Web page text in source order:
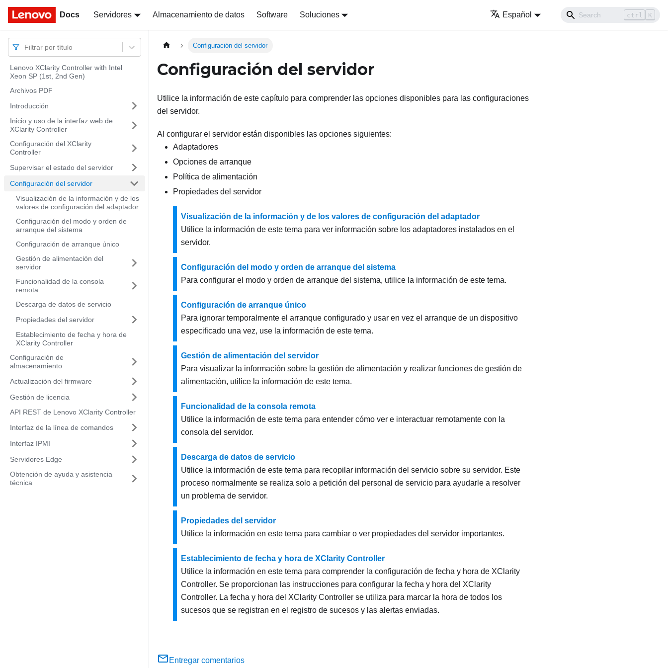
Docs Servidores Almacenamiento de datos Software Soluciones Español ctrl K
Docs
Filtrar por título
Lenovo XClarity Controller with Intel
Xeon SP (1st, 2nd Gen)
Archivos PDF
Introducción
Inicio y uso de la interfaz web de
XClarity Controller
Configuración del XClarity
Controller
Supervisar el estado del servidor
Configuración del servidor
Visualización de la información y de los
valores de configuración del adaptador
Configuración del modo y orden de
arranque del sistema
Configuración de arranque único
Gestión de alimentación del
servidor
Funcionalidad de la consola
remota
Descarga de datos de servicio
Propiedades del servidor
Establecimiento de fecha y hora de
XClarity Controller
Configuración de
almacenamiento
Actualización del firmware
Gestión de licencia
API REST de Lenovo XClarity Controller
Interfaz de la línea de comandos
Interfaz IPMI
Servidores Edge
Obtención de ayuda y asistencia
técnica
Configuración del servidor
Configuración del servidor
Utilice la información de este capítulo para comprender las opciones disponibles para las configuraciones
del servidor.
Al configurar el servidor están disponibles las opciones siguientes:
Adaptadores
Opciones de arranque
Política de alimentación
Propiedades del servidor
Visualización de la información y de los valores de configuración del adaptador
Utilice la información de este tema para ver información sobre los adaptadores instalados en el
servidor.
Configuración del modo y orden de arranque del sistema
Para configurar el modo y orden de arranque del sistema, utilice la información de este tema.
Configuración de arranque único
Para ignorar temporalmente el arranque configurado y usar en vez el arranque de un dispositivo
especificado una vez, use la información de este tema.
Gestión de alimentación del servidor
Para visualizar la información sobre la gestión de alimentación y realizar funciones de gestión de
alimentación, utilice la información de este tema.
Funcionalidad de la consola remota
Utilice la información de este tema para entender cómo ver e interactuar remotamente con la
consola del servidor.
Descarga de datos de servicio
Utilice la información de este tema para recopilar información del servicio sobre su servidor. Este
proceso normalmente se realiza solo a petición del personal de servicio para ayudarle a resolver
un problema de servidor.
Propiedades del servidor
Utilice la información en este tema para cambiar o ver propiedades del servidor importantes.
Establecimiento de fecha y hora de XClarity Controller
Utilice la información en este tema para comprender la configuración de fecha y hora de XClarity
Controller. Se proporcionan las instrucciones para configurar la fecha y hora del XClarity
Controller. La fecha y hora del XClarity Controller se utiliza para marcar la hora de todos los
sucesos que se registran en el registro de sucesos y las alertas enviadas.
Entregar comentarios